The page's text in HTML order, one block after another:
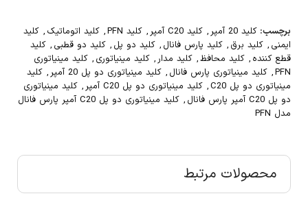
برچسب: کلید 20 آمپر , کلید C20 آمپر , کلید PFN , کلید اتوماتیک , کلید
ایمنی , کلید برق , کلید پارس فانال , کلید دو پل , کلید دو قطبی , کلید
قطع کننده , کلید محافظ, کلید مدار, کلید مینیاتوری , کلید مینیاتوری
PFN
, کلید مینیاتوری پارس فانال , کلید مینیاتوری دو پل 20 آمپر , کلید
مینیاتوری دو پل C20
, کلید مینیاتوری دو پل C20 آمپر , کلید مینیاتوری
دو پل C20 آمپر پارس فانال
,
کلید مینیاتوری دو پل C20 آمپر پارس فانال
مدل PFN
محصولات مرتبط